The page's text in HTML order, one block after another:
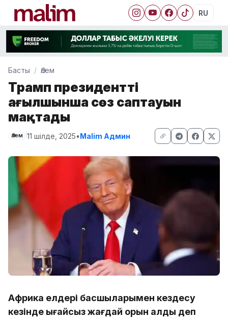
RU
Басты Әлем
Трамп президенттің
ағылшынша сөз саптауын
мақтады
Әлем 11 шілде, 2025•Malim Админ
Африка елдері басшыларымен кездесу
кезінде ыңғайсыз жағдай орын алды деп